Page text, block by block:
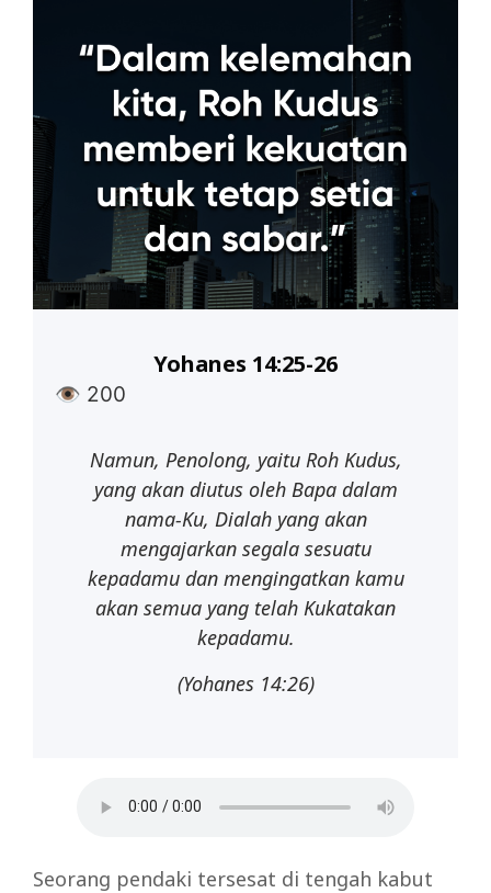
👁 200
Yohanes 14:25-26
Namun, Penolong, yaitu Roh Kudus,
yang akan diutus oleh Bapa dalam
nama-Ku, Dialah yang akan
mengajarkan segala sesuatu
kepadamu danmengingatkan kamu
akan semua yang telah Kukatakan
kepadamu.
(Yohanes 14:26)
Seorang pendaki tersesat di tengah kabut